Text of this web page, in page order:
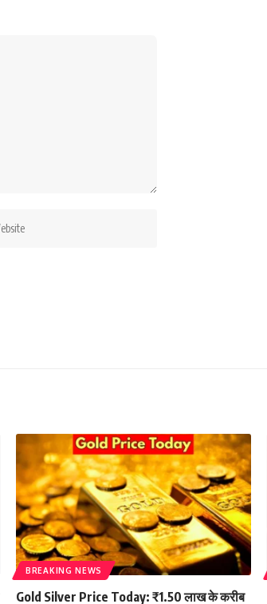
BREAKING NEWS
Gold Silver Price Today: ₹1.50 लाख के करीब